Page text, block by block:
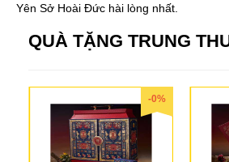
Yên Sở Hoài Đức hài lòng nhất.
QUÀ TẶNG TRUNG
-0%